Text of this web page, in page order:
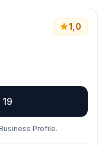
1,0
Profile.